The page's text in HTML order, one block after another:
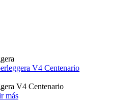
V4 Centenario
V4 Centenario
más